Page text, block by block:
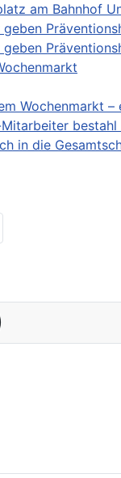
am Bahnhof
Wochenmarkt
bestahl
in die